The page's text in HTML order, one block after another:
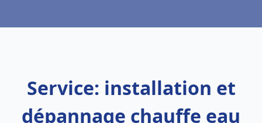
Service: installation et
dépannage chauffe eau